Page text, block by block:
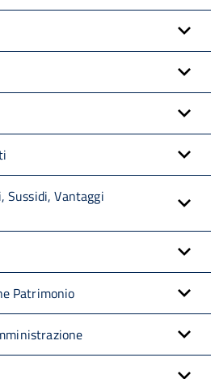
Sussidi, Vantaggi
Patrimonio